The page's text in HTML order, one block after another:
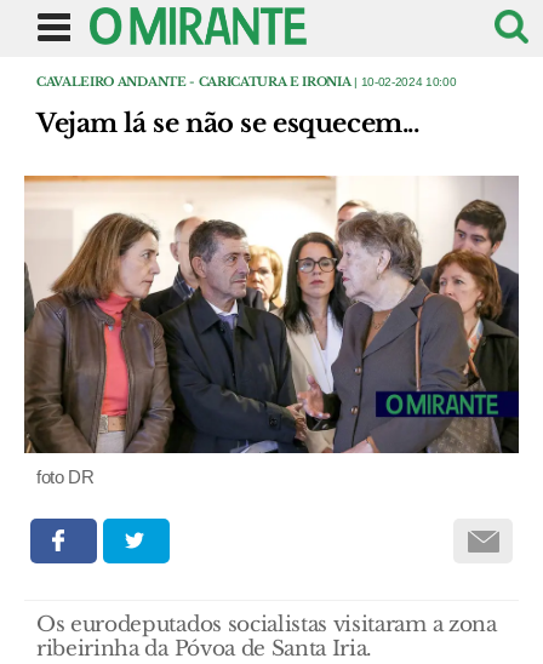
CAVALEIRO ANDANTE - CARICATURA E IRONIA | 10-02-2024 10:00
Vejam lá se não se esquecem...
foto DR
Os eurodeputados socialistas visitaram a zona
ribeirinha da Póvoa de Santa Iria.